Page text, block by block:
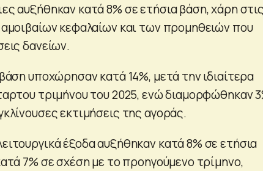
αυξήθηκαν κατά 8% σε ετήσια βάση, χάρη στις
κεφαλαίων και των προμηθειών που
δανείων.
υποχώρησαν κατά 14%, μετά την ιδιαίτερα
τριμήνου του 2025, ενώ διαμορφώθηκαν
εκτιμήσεις της αγοράς.
έξοδα αυξήθηκαν κατά 8% σε ετήσια
7% σε σχέση με το προηγούμενο τρίμηνο,